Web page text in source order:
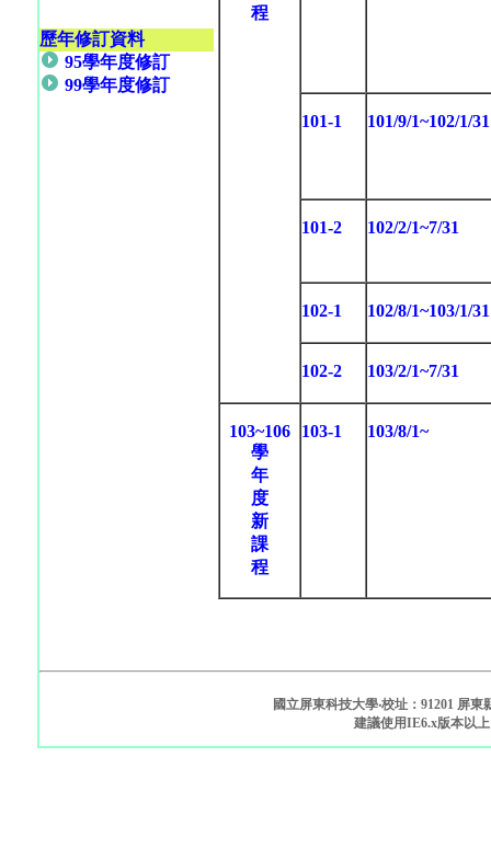
歷年修訂資料
95學年度修訂
99學年度修訂
程
101-1 101/9/1~102/1/31
101-2 102/2/1~7/31
102-1 102/8/1~103/1/31
102-2 103/2/1~7/31
103~106
學
年
度
新
課
程
103-1 103/8/1~
國立屏東科技大學‧校址：91201 屏
建議使用IE6.x版本以